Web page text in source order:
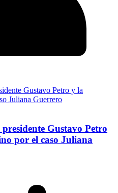
Gustavo Petro
por el caso Juliana